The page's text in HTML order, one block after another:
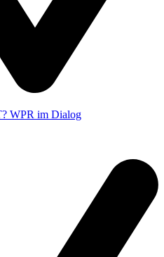
WPR im Dialog